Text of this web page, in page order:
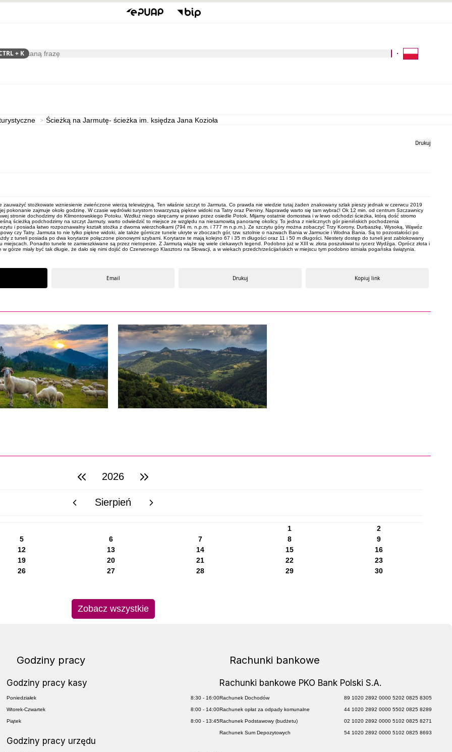
+ K
Kliknij aby wyszukać za
Ścieżką na Jarmutę- ścieżka im. księdza Jana Kozioła
Drukuj
stożkowate wzniesienie zwieńczone wierzą telewizyjną. Ten właśnie szczyt to Jarmuta. Co prawda nie wiedzie tutaj żaden znakowany szlak pieszy jednak w czerwcu 2019
pokonanie zajmuje około godzinę. W czasie wędrówki turystom towarzyszą piękne widoki na Tatry oraz Pieniny. Naprawdę warto się tam wybrać! Ok 12 min. od centrum Szczawnicy
stronie dochodzimy do Klimontowskiego Potoku. Wzdłuż niego skręcamy w prawo przez osiedle Potok. Mijamy ostatnie domostwa i w lewo odchodzi ścieżka, którą dość stromo
ścieżką podchodzimy na szczyt Jarmuty. warto odwiedzić to miejsce ze względu na niesamowitą panoramę okolicy. To jedna z nielicznych gór pienińskich pochodzenia
i posiada łatwo rozpoznawalny kształt stożka z dwoma wierzchołkami (794 m. n.p.m. i 777 m n.p.m.). Ze szczytu góry można zobaczyć Trzy Korony, Durbaszkę, Wysoką, Wąwóz
czy Tatry. Jarmuta to nie tylko piękne widoki, ale także górnicze tunele ukryte w zboczach gór, tzw. sztolnie o nazwach Bania w Jarmucie i Wodna Bania. Są to pozostałości po
z tuneli posiada po dwa korytarze połączone pionowymi szybami. Korytarze te mają kolejno 67 i 35 m długości oraz 11 i 50 m długości. Niestety dostęp do tuneli jest zablokowany
Ponadto tunele te zamieszkiwane są przez nietoperze. Z Jarmutą wiąże się wiele ciekawych legend. Podobno już w XIII w. złota poszukiwał tu rycerz Wydźga. Oprócz złota i
miały być tak długie, że dało się nimi dojść do Czerwonego Klasztoru na Słowacji, a w wiekach przedchrześcijańskich w miejscu tym podobno istniała pogańska świątynia.
Email Drukuj Kopiuj link
poprzedni rok2026 następny rok
poprzedni miesiącSierpień następny miesiąc
1
2
5 6 7 8
9
12 13 14 15
16
19 20 21 22
23
26 27 28 29
30
Zobacz wszystkie
Godziny pracy
Godziny pracy kasy
Poniedziałek 8:30 - 16:00
Wtorek-Czwartek 8:00 - 14:00
Piątek 8:00 - 13:45
Godziny pracy urzędu
Rachunki bankowe
Rachunki bankowe PKO Bank Polski S.A.
Rachunek Dochodów 89 1020 2892 0000 5202 0825 8305
Rachunek opłat za odpady komunalne 44 1020 2892 0000 5502 0825 8289
Rachunek Podstawowy (budżetu) 02 1020 2892 0000 5102 0825 8271
Rachunek Sum Depozytowych 54 1020 2892 0000 5102 0825 8693